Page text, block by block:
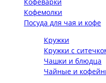
Кофемолки
Посуда для чая и кофе
Кружки
Кружки с
Чашки и блюдца
Чайные и